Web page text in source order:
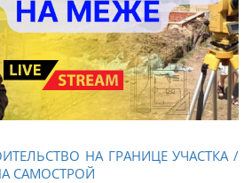
НА ГРАНИЦЕ УЧАСТКА /
САМОСТРОЙ